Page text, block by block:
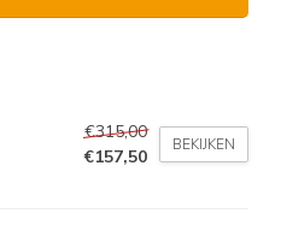
€315,00
€157,50
BEKIJKEN